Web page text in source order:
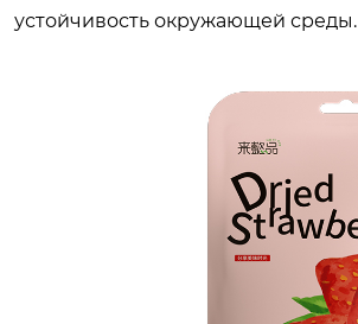
устойчивость окружающей среды.